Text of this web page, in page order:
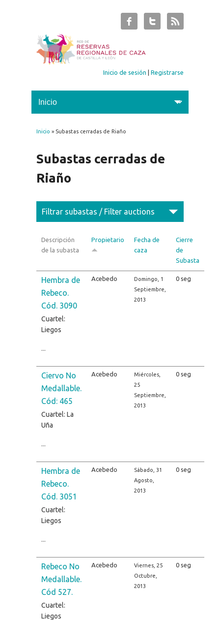
Inicio de sesión |Registrarse
Se encuentra usted aquí
Inicio » Subastas cerradas de Riaño
Subastas cerradas de
Riaño
Filtrar subastas / Filter auctions
Descripción
de la subasta
Propietario
Fecha de
caza
Cierre
de
Subasta
Hembra de
Rebeco.
Cód. 3090
Cuartel:
Liegos
Acebedo
Domingo, 1
Septiembre,
2013
0 seg
Ciervo No
Medallable.
Cód: 465
Cuartel: La
Uña
Acebedo
Miércoles,
25
Septiembre,
2013
0 seg
Hembra de
Rebeco.
Cód. 3051
Cuartel:
Liegos
Acebedo
Sábado, 31
Agosto,
2013
0 seg
Rebeco No
Medallable.
Cód 527.
Cuartel:
Liegos
Acebedo
Viernes, 25
Octubre,
2013
0 seg